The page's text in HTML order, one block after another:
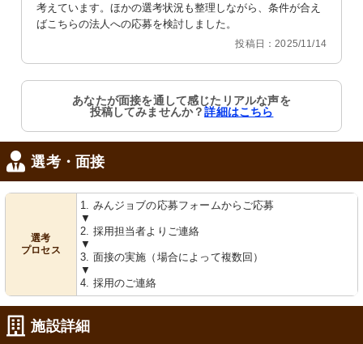
考えています。ほかの選考状況も整理しながら、条件が合え
ばこちらの法人への応募を検討しました。
投稿日：2025/11/14
あなたが面接を通して感じたリアルな声を
投稿してみませんか？詳細はこちら
選考・面接
選考
プロセス
1. みんジョブの応募フォームからご応募
▼
2. 採用担当者よりご連絡
▼
3. 面接の実施（場合によって複数回）
▼
4. 採用のご連絡
施設詳細